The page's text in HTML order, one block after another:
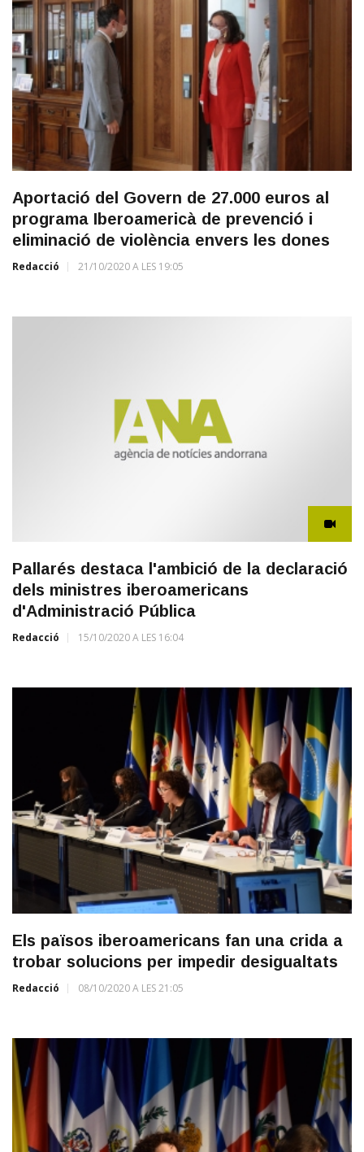
Aportació del Govern de 27.000 euros al
programa Iberoamericà de prevenció i
eliminació de violència envers les dones
Redacció 21/10/2020 A LES 19:05
Pallarés destaca l'ambició de la declaració
dels ministres iberoamericans
d'Administració Pública
Redacció 15/10/2020 A LES 16:04
Els països iberoamericans fan una crida a
trobar solucions per impedir desigualtats
Redacció 08/10/2020 A LES 21:05